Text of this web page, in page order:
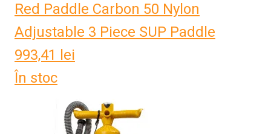
Red Paddle Carbon 50 Nylon
Adjustable 3 Piece SUP Paddle
993,41
lei
În stoc